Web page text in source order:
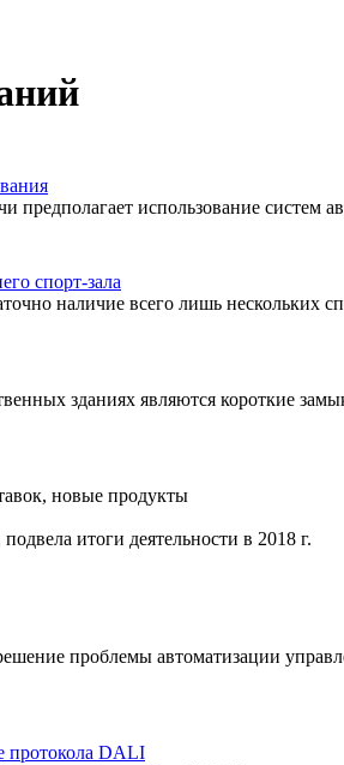
предполагает использование систем
спорт-зала
наличие всего лишь нескольких
зданиях являются короткие
новые продукты
итоги деятельности в 2018 г.
проблемы автоматизации
протокола DALI